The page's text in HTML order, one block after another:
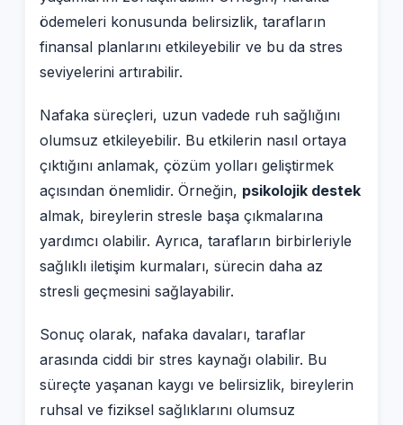
ödemeleri konusunda belirsizlik, tarafların
finansal planlarını etkileyebilir ve bu da stres
seviyelerini artırabilir.
Nafaka süreçleri, uzun vadede ruh sağlığını
olumsuz etkileyebilir. Bu etkilerin nasıl ortaya
çıktığını anlamak, çözüm yolları geliştirmek
açısından önemlidir. Örneğin, psikolojik destek
almak, bireylerin stresle başa çıkmalarına
yardımcı olabilir. Ayrıca, tarafların birbirleriyle
sağlıklı iletişim kurmaları, sürecin daha az
stresli geçmesini sağlayabilir.
Sonuç olarak, nafaka davaları, taraflar
arasında ciddi bir stres kaynağı olabilir. Bu
süreçte yaşanan kaygı ve belirsizlik, bireylerin
ruhsal ve fiziksel sağlıklarını olumsuz